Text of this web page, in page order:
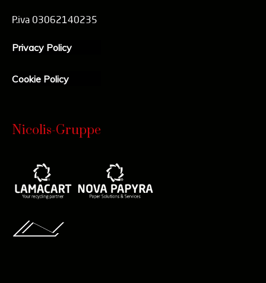
P.iva 03062140235
Privacy Policy
Cookie Policy
Nicolis-Gruppe